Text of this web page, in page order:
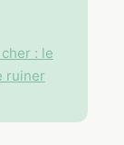
: le
ruiner